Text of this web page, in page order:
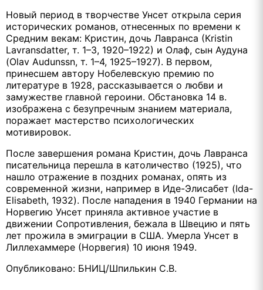
Новый период в творчестве Унсет открыла серия
исторических романов, отнесенных по времени к
Средним векам: Кристин, дочь Лавранса (Кristin
Lavransdatter, т. 1–3, 1920–1922) и Олаф, сын Аудуна
(Olav Audunssn, т. 1–4, 1925–1927). В первом,
принесшем автору Нобелевскую премию по
литературе в 1928, рассказывается о любви и
замужестве главной героини. Обстановка 14 в.
изображена с безупречным знанием материала,
поражает мастерство психологических
мотивировок.
После завершения романа Кристин, дочь Лавранса
писательница перешла в католичество (1925), что
нашло отражение в поздних романах, опять из
современной жизни, например в Иде-Элисабет (Ida-
Elisabeth, 1932). После нападения в 1940 Германии на
Норвегию Унсет приняла активное участие в
движении Сопротивления, бежала в Швецию и пять
лет прожила в эмиграции в США. Умерла Унсет в
Лиллехаммере (Норвегия) 10 июня 1949.
Опубликовано: БНИЦ/Шпилькин С.В.